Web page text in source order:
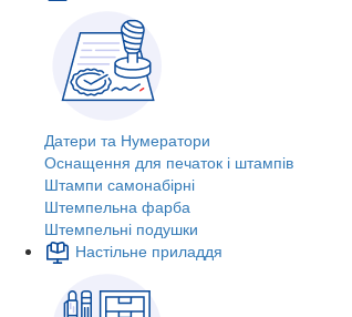
Датери та Нумератори
Оснащення для печаток і штампів
Штампи самонабірні
Штемпельна фарба
Штемпельні подушки
Настільне приладдя